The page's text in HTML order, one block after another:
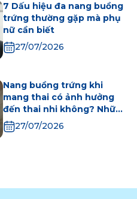
7 Dấu hiệu đa nang buồng
trứng thường gặp mà phụ
nữ cần biết
27/07/2026
Nang buồng trứng khi
mang thai có ảnh hưởng
đến thai nhi không? Những
điều mẹ bầu cần biết
27/07/2026